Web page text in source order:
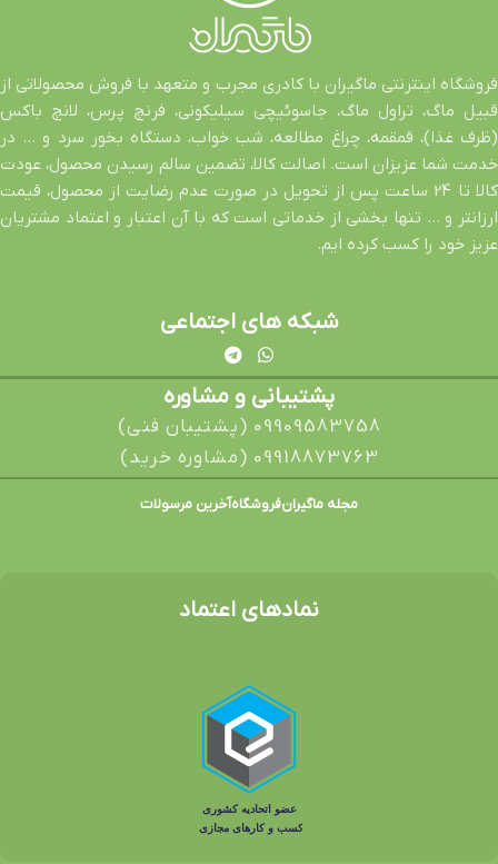
فروشگاه اینترنتی ماگیران با کادری مجرب و متعهد با فروش محصولاتی از
قبیل ماگ، تراول ماگ، جاسوئیچی سیلیکونی، فرنچ پرس، لانچ باکس
(ظرف غذا)، قمقمه، چراغ مطالعه، شب خواب، دستگاه بخور سرد و … در
خدمت شما عزیزان است. اصالت کالا، تضمین سالم رسیدن محصول، عودت
کالا تا 24 ساعت پس از تحویل در صورت عدم رضایت از محصول، قیمت
ارزانتر و … تنها بخشی از خدماتی است که با آن اعتبار و اعتماد مشتریان
عزیز خود را کسب کرده ایم.
شبکه های اجتماعی
پشتیبانی و مشاوره
09909583758 (پشتیبان فنی)
09918873763 (مشاوره خرید)
مجله ماگیرانفروشگاهآخرین مرسولات
نمادهای اعتماد